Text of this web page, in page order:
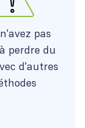
pas
perdre du
d'autres